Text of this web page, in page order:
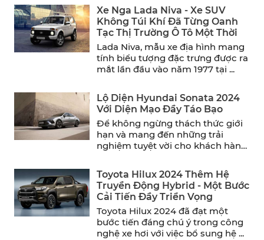
Xe Nga Lada Niva - Xe SUV
Không Túi Khí Đã Từng Oanh
Tạc Thị Trường Ô Tô Một Thời
Lada Niva, mẫu xe địa hình mang
tính biểu tượng đặc trưng được ra
mắt lần đầu vào năm 1977 tại ...
Lộ Diện Hyundai Sonata 2024
Với Diện Mạo Đầy Táo Bạo
Để không ngừng thách thức giới
hạn và mang đến những trải
nghiệm tuyệt vời cho khách hàng,
Toyota Hilux 2024 Thêm Hệ
Truyền Động Hybrid - Một Bước
Cải Tiến Đầy Triển Vọng
Toyota Hilux 2024 đã đạt một
bước tiến đáng chú ý trong công
nghệ xe hơi với việc bổ sung hệ ...